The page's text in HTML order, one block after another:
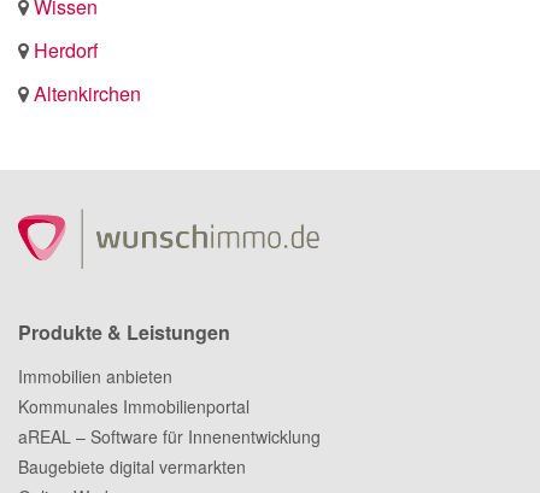
Wissen
Herdorf
Altenkirchen
Produkte & Leistungen
Immobilien anbieten
Kommunales Immobilienportal
aREAL – Software für Innenentwicklung
Baugebiete digital vermarkten